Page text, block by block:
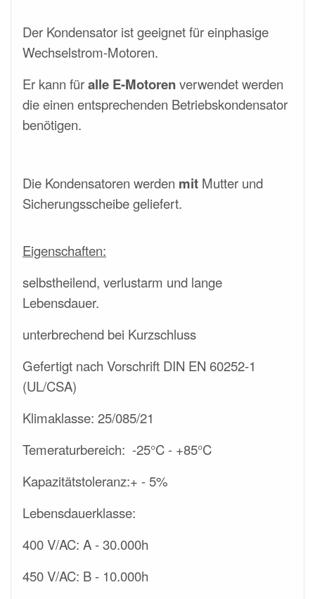
Der Kondensator ist geeignet für einphasige
Wechselstrom-Motoren.
Er kann füralle E-Motorenverwendet werden
die einen entsprechenden Betriebskondensator
benötigen.
Die Kondensatoren werden mit Mutter und
Sicherungsscheibe geliefert.
Eigenschaften:
selbstheilend, verlustarm und lange
Lebensdauer.
unterbrechend bei Kurzschluss
Gefertigt nach Vorschrift DIN EN 60252-1
(UL/CSA)
Klimaklasse: 25/085/21
Temeraturbereich: -25°C - +85°C
Kapazitätstoleranz:+ - 5%
Lebensdauerklasse:
400 V/AC: A - 30.000h
450 V/AC: B - 10.000h